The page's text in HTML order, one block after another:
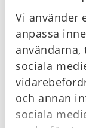
Vi använder
anpassa
sociala
och annan
sociala